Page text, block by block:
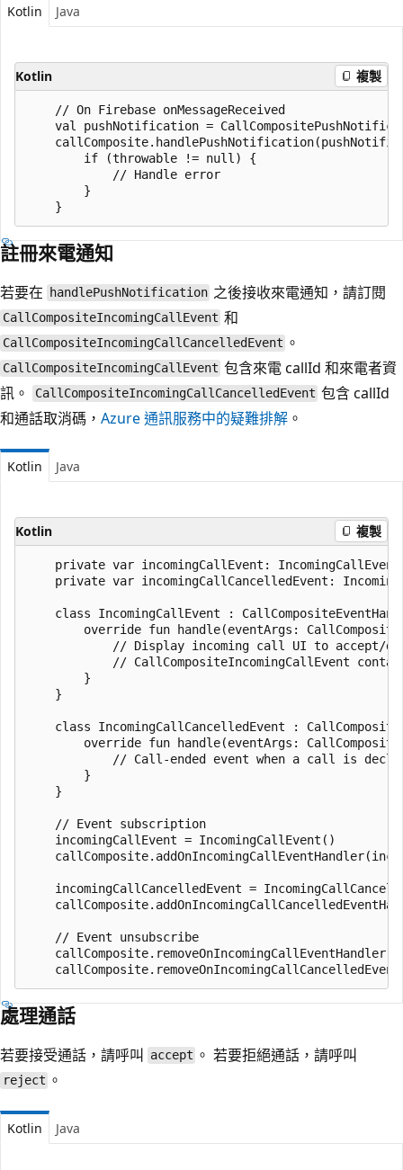
Kotlin Java
Kotlin 複製
    // On Firebase onMessageReceived
val pushNotification =
        if (throwable != null) {
            // Handle error
        }
註冊來電通知
若要在 handlePushNotification 之後接收來電通知，請訂閱
CallCompositeIncomingCallEvent 和
CallCompositeIncomingCallCancelledEvent 。
CallCompositeIncomingCallEvent 包含來電 callId 和來電者資
訊。
CallCompositeIncomingCallCancelledEvent 包含 callId
和通話取消碼， Azure 通訊服務中的疑難排解 。
Kotlin Java
Kotlin 複製
private var incomingCallEvent:
private var incomingCallCancelledEvent:
class IncomingCallEvent :
override fun handle(eventArgs:
// Display incoming call UI to accept/
// CallCompositeIncomingCallEvent
        }
    }
class IncomingCallCancelledEvent :
override fun handle(eventArgs:
// Call-ended event when a call is
        }
    }
    // Event subscription
    incomingCallEvent = IncomingCallEvent()
incomingCallCancelledEvent =
    // Event unsubscribe
處理通話
若要接受通話，請呼叫 accept 。 若要拒絕通話，請呼叫
reject 。
Kotlin Java